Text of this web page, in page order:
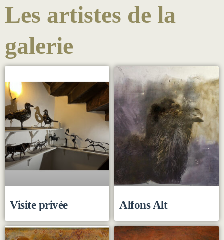
Les artistes de la
galerie
Visite privée Alfons Alt